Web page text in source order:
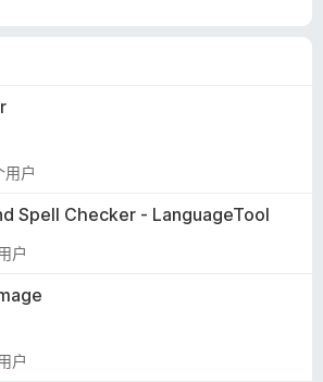
用户
Spell Checker - LanguageTool
户
户